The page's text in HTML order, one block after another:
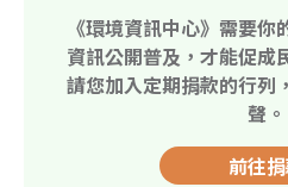
《環境資訊中心》需要
資訊公開普及，才能促成
請您加入定期捐款的行列
聲。
前往